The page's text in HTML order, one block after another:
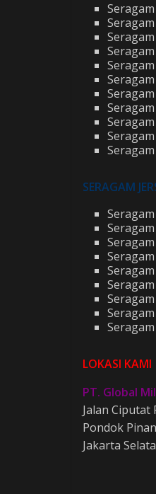
SERAGAM
LOKASI KAMI
PT. Global
Jalan Ciputat
Pondok
Jakarta